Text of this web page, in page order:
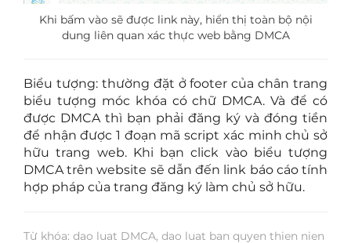
Khi bấm vào sẽ được link này, hiển thị toàn bộ nội
dung liên quan xác thực web bằng DMCA
Biểu tượng: thường đặt ở footer của chân trang
biểu tượng móc khóa có chữ DMCA. Và để có
được DMCA thì bạn phải đăng ký và đóng tiền
để nhận được 1 đoạn mã script xác minh chủ sở
hữu trang web. Khi bạn click vào biểu tượng
DMCA trên website sẽ dẫn đến link báo cáo tính
hợp pháp của trang đăng ký làm chủ sở hữu.
Từ khóa: dao luat DMCA, dao luat ban quyen thien nien